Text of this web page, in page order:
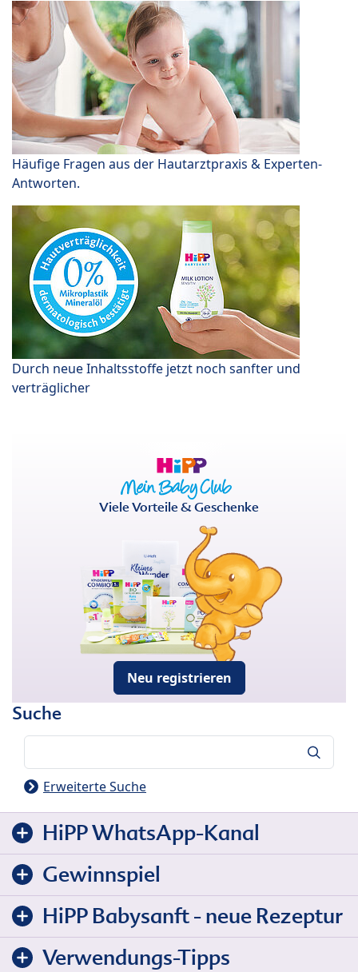
Häufige Fragen aus der Hautarztpraxis & Experten-
Antworten.
Durch neue Inhaltsstoffe jetzt noch sanfter und
verträglicher
Viele Vorteile & Geschenke
Neu registrieren
Suche
Erweiterte Suche
HiPP WhatsApp-Kanal
Gewinnspiel
HiPP Babysanft - neue Rezeptur
Verwendungs-Tipps